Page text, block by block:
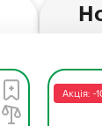
Акція: -